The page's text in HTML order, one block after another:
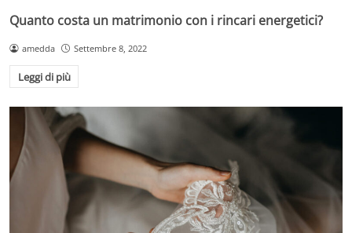
Quanto costa un matrimonio con i rincari energetici?
amedda Settembre 8, 2022
Leggi di più